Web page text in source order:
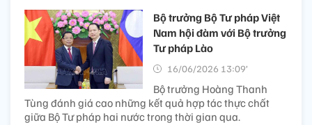
Bộ trưởng Bộ Tư pháp Việt
Nam hội đàm với Bộ trưởng
Tư pháp Lào
16/06/2026 13:09’
Bộ trưởng Hoàng Thanh
Tùng đánh giá cao những kết quả hợp tác thực chất
giữa Bộ Tư pháp hai nước trong thời gian qua.